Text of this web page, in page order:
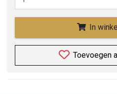
In
Toevoegen